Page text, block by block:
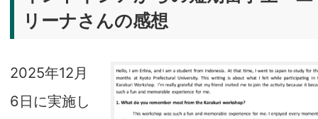
リーナさんの感想
2025年12月
6日に実施し